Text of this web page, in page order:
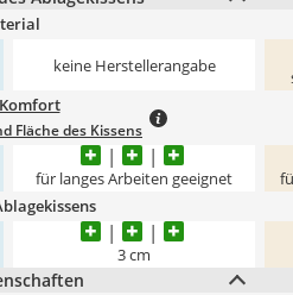
keine Herstellerangabe
Fläche des Kissens
für langes Arbeiten geeignet
3 cm